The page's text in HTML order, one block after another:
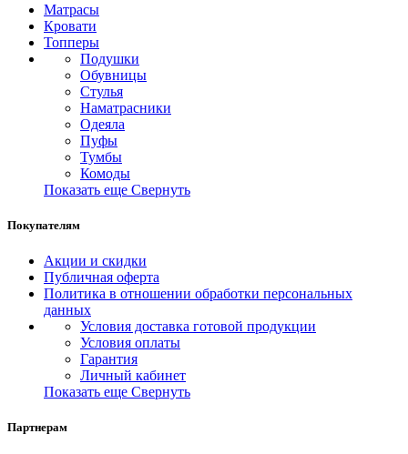
Матрасы
Кровати
Топперы
Подушки
Обувницы
Стулья
Наматрасники
Одеяла
Пуфы
Тумбы
Комоды
Показать еще Свернуть
Покупателям
Акции и скидки
Публичная оферта
Политика в отношении обработки персональных
данных
Условия доставка готовой продукции
Условия оплаты
Гарантия
Личный кабинет
Показать еще Свернуть
Партнерам